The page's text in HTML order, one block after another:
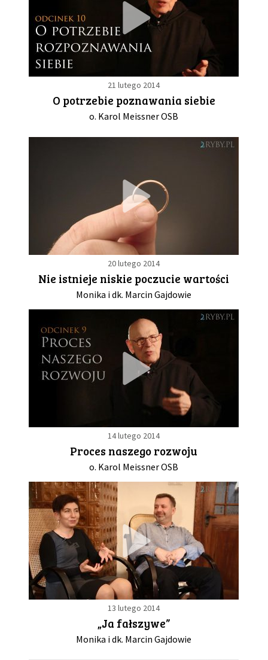
21 lutego 2014
O potrzebie poznawania siebie
o. Karol Meissner OSB
20 lutego 2014
Nie istnieje niskie poczucie wartości
Monika i dk. Marcin Gajdowie
14 lutego 2014
Proces naszego rozwoju
o. Karol Meissner OSB
13 lutego 2014
„Ja fałszywe”
Monika i dk. Marcin Gajdowie